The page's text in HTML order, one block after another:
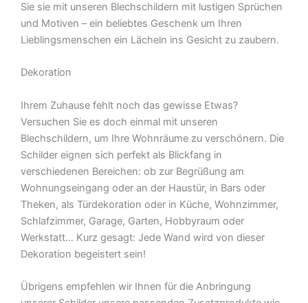
Sie sie mit unseren Blechschildern mit lustigen Sprüchen
und Motiven – ein beliebtes Geschenk um Ihren
Lieblingsmenschen ein Lächeln ins Gesicht zu zaubern.
Dekoration
Ihrem Zuhause fehlt noch das gewisse Etwas?
Versuchen Sie es doch einmal mit unseren
Blechschildern, um Ihre Wohnräume zu verschönern. Die
Schilder eignen sich perfekt als Blickfang in
verschiedenen Bereichen: ob zur Begrüßung am
Wohnungseingang oder an der Haustür, in Bars oder
Theken, als Türdekoration oder in Küche, Wohnzimmer,
Schlafzimmer, Garage, Garten, Hobbyraum oder
Werkstatt… Kurz gesagt: Jede Wand wird von dieser
Dekoration begeistert sein!
Übrigens empfehlen wir Ihnen für die Anbringung